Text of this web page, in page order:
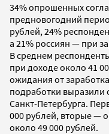
34% опрошенных
предновогодний
рублей, 24%
а 21% россиян — при
В среднем
при доходе около 41
ожидания от
подработки
Санкт-Петербурга.
000 рублей, вторые —
около 49 000 рублей.